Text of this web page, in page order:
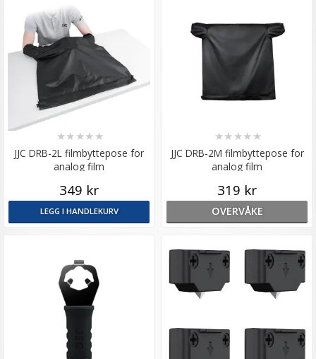
JJC DRB-2L filmbyttepose for
analog film
★★ ★★ ★
349 kr
LEGG I HANDLEKURV
JJC DRB-2M filmbyttepose for
analog film
★★ ★★ ★
319 kr
OVERVÅKE